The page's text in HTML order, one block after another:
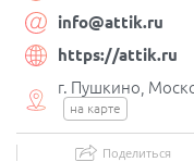
info@attik.ru
https://attik.ru
г. Пушкино,
на карте
Поделиться